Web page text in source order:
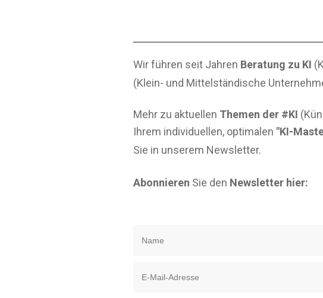
Wir führen seit Jahren Beratung zu KI
(Klein- und Mittelständische
Mehr zu aktuellen Themen der #KI
Ihrem individuellen, optimalen "KI-
Sie in unserem Newsletter.
Abonnieren Sie den Newsletter hier: